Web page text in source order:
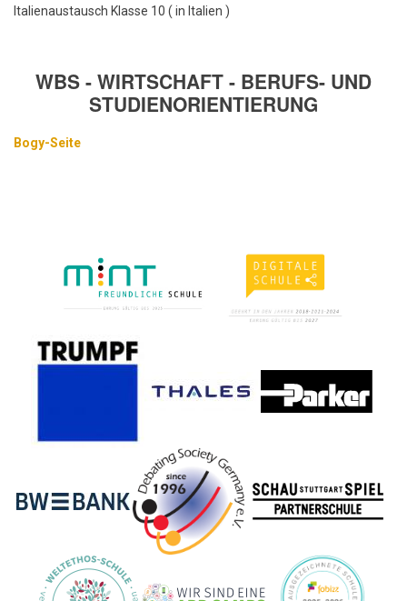
Italienaustausch Klasse 10 ( in Italien )
WBS - WIRTSCHAFT - BERUFS- UND
STUDIENORIENTIERUNG
Bogy-Seite